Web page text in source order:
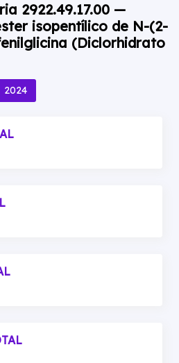
2922.49.17.00 —
isopentílico de N-(2-
(Diclorhidrato
2024